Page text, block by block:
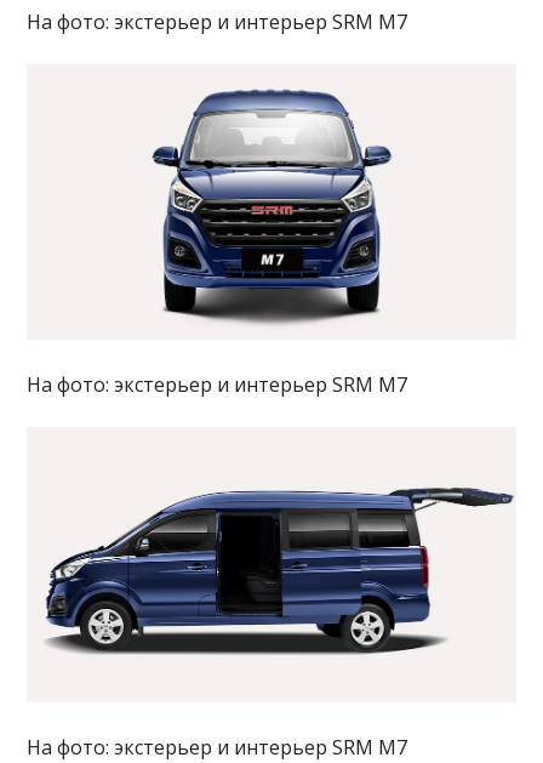
На фото: экстерьер и интерьер SRM M7
На фото: экстерьер и интерьер SRM M7
На фото: экстерьер и интерьер SRM M7